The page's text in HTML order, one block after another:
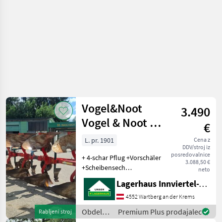
Rabljeni stroj
Vogel&Noot
Vogel & Noot MS
950
3.490
€
Cena z
DDV/stroj iz
posredovalnice
3.088,50 €
neto
L. pr. 1901
+ 4-schar Pflug +Vorschäler
+Scheibensech
+Doppeltastrad vlagalnik
koruznice, kolutno črtalo,
podporno kolo,
predplužnik Obdelava tal
Plug
Lagerhaus Innviertel-Traunviertel-Urfahr eGen, Wartberg/Krems
4552 Wartberg an der Krems
Obdelava
Premium Plus prodajalec